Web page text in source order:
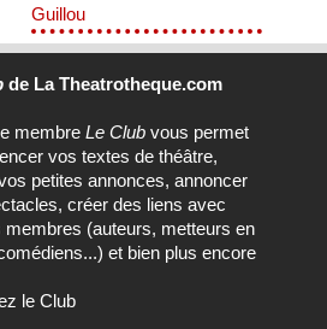
Guillou
de La Theatrotheque.com
membreLe Club vous permet
vos textes de théâtre,
petites annonces, annoncer
créer des liens avec
membres (auteurs, metteurs en
et bien plus encore
le Club